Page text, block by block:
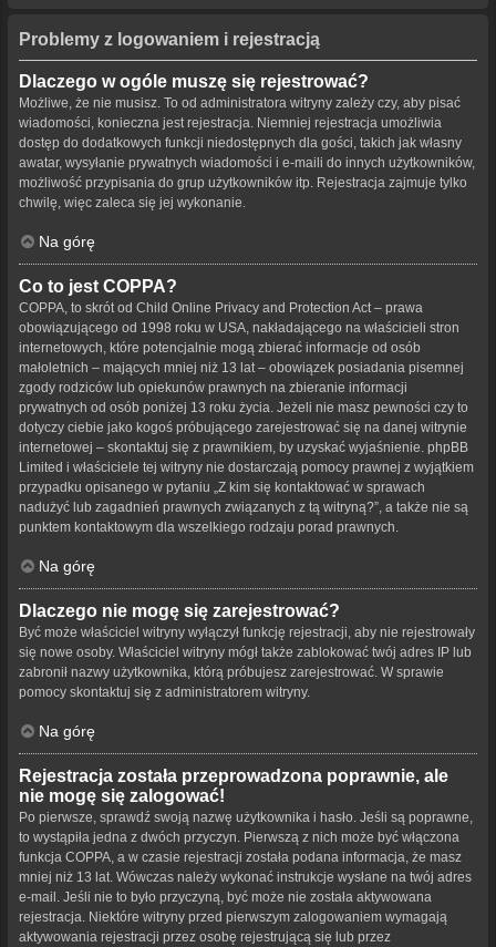
Problemy z logowaniem i rejestracją
Dlaczego w ogóle muszę się rejestrować?
Możliwe, że nie musisz. To od administratora witryny zależy czy, aby pisać
wiadomości, konieczna jest rejestracja. Niemniej rejestracja umożliwia
dostęp do dodatkowych funkcji niedostępnych dla gości, takich jak własny
awatar, wysyłanie prywatnych wiadomości i e-maili do innych użytkowników,
możliwość przypisania do grup użytkowników itp. Rejestracja zajmuje tylko
chwilę, więc zaleca się jej wykonanie.
Na górę
Co to jest COPPA?
COPPA, to skrót od Child Online Privacy and Protection Act – prawa
obowiązującego od 1998 roku w USA, nakładającego na właścicieli stron
internetowych, które potencjalnie mogą zbierać informacje od osób
małoletnich – mających mniej niż 13 lat – obowiązek posiadania pisemnej
zgody rodziców lub opiekunów prawnych na zbieranie informacji
prywatnych od osób poniżej 13 roku życia. Jeżeli nie masz pewności czy to
dotyczy ciebie jako kogoś próbującego zarejestrować się na danej witrynie
internetowej – skontaktuj się z prawnikiem, by uzyskać wyjaśnienie. phpBB
Limited i właściciele tej witryny nie dostarczają pomocy prawnej z wyjątkiem
przypadku opisanego w pytaniu „Z kim się kontaktować w sprawach
nadużyć lub zagadnień prawnych związanych z tą witryną?”, a także nie są
punktem kontaktowym dla wszelkiego rodzaju porad prawnych.
Na górę
Dlaczego nie mogę się zarejestrować?
Być może właściciel witryny wyłączył funkcję rejestracji, aby nie rejestrowały
się nowe osoby. Właściciel witryny mógł także zablokować twój adres IP lub
zabronił nazwy użytkownika, którą próbujesz zarejestrować. W sprawie
pomocy skontaktuj się z administratorem witryny.
Na górę
Rejestracja została przeprowadzona poprawnie, ale
nie mogę się zalogować!
Po pierwsze, sprawdź swoją nazwę użytkownika i hasło. Jeśli są poprawne,
to wystąpiła jedna z dwóch przyczyn. Pierwszą z nich może być włączona
funkcja COPPA, a w czasie rejestracji została podana informacja, że masz
mniej niż 13 lat. Wówczas należy wykonać instrukcje wysłane na twój adres
e-mail. Jeśli nie to było przyczyną, być może nie została aktywowana
rejestracja. Niektóre witryny przed pierwszym zalogowaniem wymagają
aktywowania rejestracji przez osobę rejestrującą się lub przez